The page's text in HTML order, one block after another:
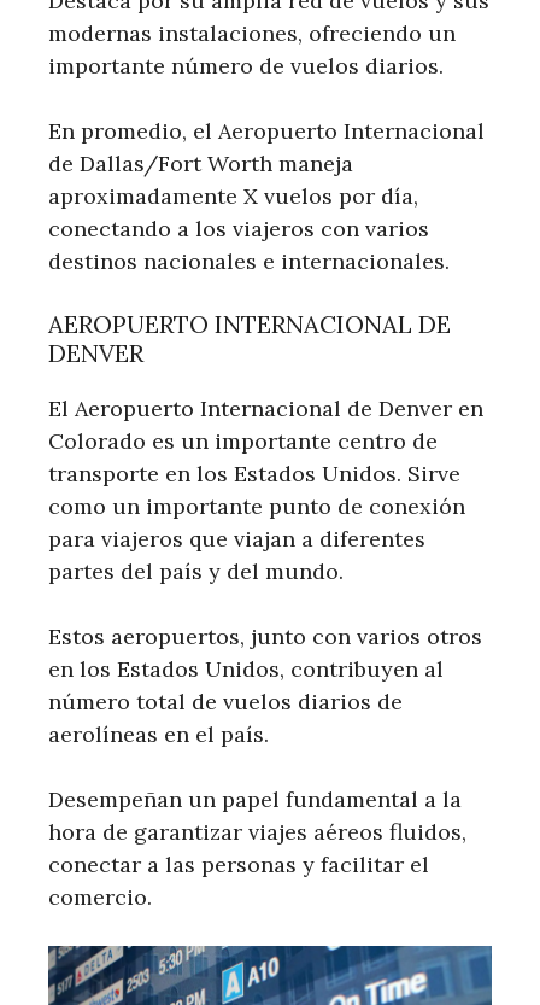
modernas instalaciones, ofreciendo un
importante número de vuelos diarios.
En promedio, el Aeropuerto Internacional
de Dallas/Fort Worth maneja
aproximadamente X vuelos por día,
conectando a los viajeros con varios
destinos nacionales e internacionales.
AEROPUERTO INTERNACIONAL DE
DENVER
El Aeropuerto Internacional de Denver en
Colorado es un importante centro de
transporte en los Estados Unidos. Sirve
como un importante punto de conexión
para viajeros que viajan a diferentes
partes del país y del mundo.
Estos aeropuertos, junto con varios otros
en los Estados Unidos, contribuyen al
número total de vuelos diarios de
aerolíneas en el país.
Desempeñan un papel fundamental a la
hora de garantizar viajes aéreos fluidos,
conectar a las personas y facilitar el
comercio.